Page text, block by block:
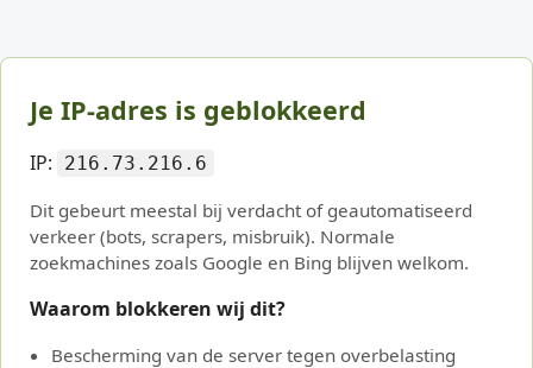
Je IP-adres is geblokkeerd
IP: 216.73.216.6
Dit gebeurt meestal bij verdacht of geautomatiseerd
verkeer (bots, scrapers, misbruik). Normale
zoekmachines zoals Google en Bing blijven welkom.
Waarom blokkeren wij dit?
Bescherming van de server tegen overbelasting